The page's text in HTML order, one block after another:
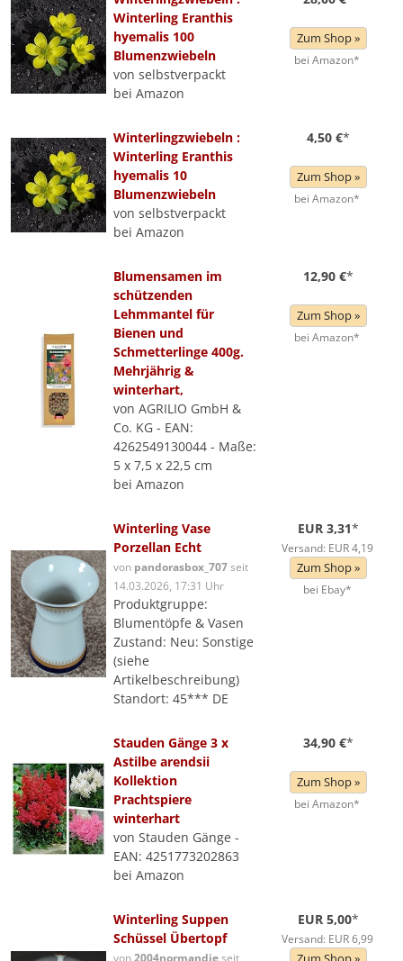
Winterling Eranthis
hyemalis 100
Blumenzwiebeln
von selbstverpackt
bei Amazon
Zum Shop »
bei Amazon*
Winterlingzwiebeln :
Winterling Eranthis
hyemalis 10
Blumenzwiebeln
von selbstverpackt
bei Amazon
4,50 €*
Zum Shop »
bei Amazon*
Blumensamen im
schützenden
Lehmmantel für
Bienen und
Schmetterlinge 400g.
Mehrjährig &
winterhart,
von AGRILIO GmbH &
Co. KG - EAN:
4262549130044 - Maße:
5 x 7,5 x 22,5 cm
bei Amazon
12,90 €*
Zum Shop »
bei Amazon*
Winterling Vase
Porzellan Echt
von pandorasbox_707seit
14.03.2026, 17:31 Uhr
Produktgruppe:
Blumentöpfe & Vasen
Zustand: Neu: Sonstige
(siehe
Artikelbeschreibung)
Standort: 45*** DE
EUR 3,31*
Versand: EUR 4,19
Zum Shop »
bei Ebay*
Stauden Gänge 3 x
Astilbe arendsii
Kollektion
Prachtspiere
winterhart
von Stauden Gänge -
EAN: 4251773202863
bei Amazon
34,90 €*
Zum Shop »
bei Amazon*
Winterling Suppen
Schüssel Übertopf
von2004normandieseit
EUR 5,00*
Versand: EUR 6,99